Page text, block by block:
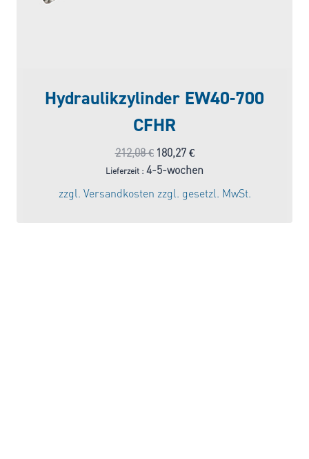
Hydraulikzylinder EW40-700
CFHR
212,08€ Ursprünglicher
Preis
war:
212,08 €
180,27 €Aktueller
Preis
Lieferzeit : 4-5-wochen
zzgl. Versandkosten zzgl. gesetzl. MwSt.